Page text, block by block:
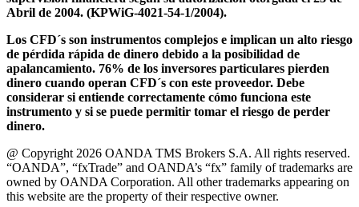
Abril de 2004. (KPWiG-4021-54-1/2004).
Los CFD´s son instrumentos complejos e implican un alto riesgo
de pérdida rápida de dinero debido a la posibilidad de
apalancamiento. 76% de los inversores particulares pierden
dinero cuando operan CFD´s con este proveedor. Debe
considerar si entiende correctamente cómo funciona este
instrumento y si se puede permitir tomar el riesgo de perder
dinero.
@ Copyright 2026 OANDA TMS Brokers S.A. All rights reserved.
“OANDA”, “fxTrade” and OANDA’s “fx” family of trademarks are
owned by OANDA Corporation. All other trademarks appearing on
this website are the property of their respective owner.